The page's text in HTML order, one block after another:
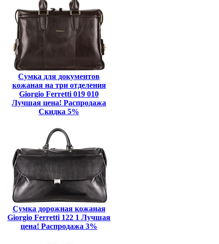
Сумка для документов
кожаная на три отделения
Giorgio Ferretti 019 010
Лучшая цена! Распродажа
Скидка 5%
Сумка дорожная кожаная
Giorgio Ferretti 122 1 Лучшая
цена! Распродажа 3%